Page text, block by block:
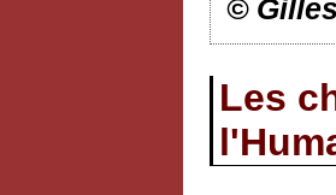
©
Les